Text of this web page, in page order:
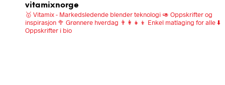
vitamixnorge
🥇 Vitamix - Markedsledende blender teknologi🥑 Oppskrifter og
inspirasjon 🥦 Grønnere hverdag 👨‍👩‍👧‍👦 Enkel matlaging for alle⬇️
Oppskrifter i bio